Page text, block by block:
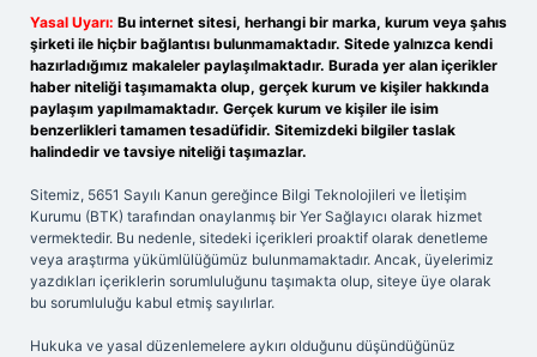
Yasal Uyarı: Bu internet sitesi, herhangi bir marka, kurum veya şahıs
şirketi ile hiçbir bağlantısı bulunmamaktadır. Sitede yalnızca kendi
hazırladığımız makaleler paylaşılmaktadır. Burada yer alan içerikler
haber niteliği taşımamakta olup, gerçek kurum ve kişiler hakkında
paylaşım yapılmamaktadır. Gerçek kurum ve kişiler ile isim
benzerlikleri tamamen tesadüfidir. Sitemizdeki bilgiler taslak
halindedir ve tavsiye niteliği taşımazlar.
Sitemiz, 5651 Sayılı Kanun gereğince Bilgi Teknolojileri ve İletişim
Kurumu (BTK) tarafından onaylanmış bir Yer Sağlayıcı olarak hizmet
vermektedir. Bu nedenle, sitedeki içerikleri proaktif olarak denetleme
veya araştırma yükümlülüğümüz bulunmamaktadır. Ancak, üyelerimiz
yazdıkları içeriklerin sorumluluğunu taşımakta olup, siteye üye olarak
bu sorumluluğu kabul etmiş sayılırlar.
Hukuka ve yasal düzenlemelere aykırı olduğunu düşündüğünüz